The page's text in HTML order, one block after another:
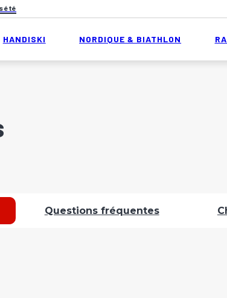
été
HANDISKI NORDIQUE & BIATHLON
Questions fréquentes